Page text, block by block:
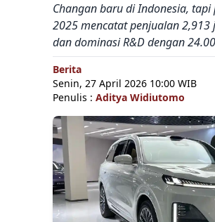
Changan baru di Indonesia,
2025 mencatat penjualan 2,913
dan dominasi R&D dengan
Berita
Senin, 27 April 2026 10:00 WIB
Penulis : Aditya Widiutomo